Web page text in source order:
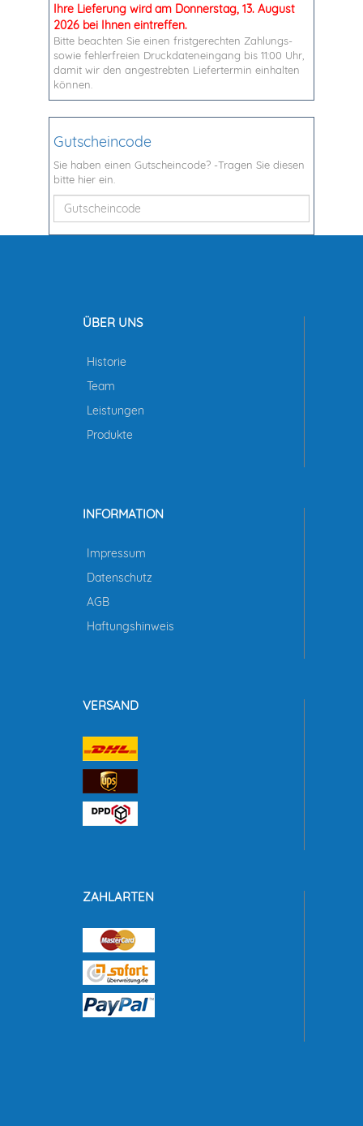
Ihre Lieferung wird am Donnerstag, 13. August
2026 bei Ihnen eintreffen.
Bitte beachten Sie einen fristgerechten Zahlungs-
sowie fehlerfreien Druckdateneingang bis 11:00 Uhr,
damit wir den angestrebten Liefertermin einhalten
können.
Gutscheincode
Sie haben einen Gutscheincode? -Tragen Sie diesen
bitte hier ein.
ÜBER UNS
Historie
Team
Leistungen
Produkte
INFORMATION
Impressum
Datenschutz
AGB
Haftungshinweis
VERSAND
ZAHLARTEN